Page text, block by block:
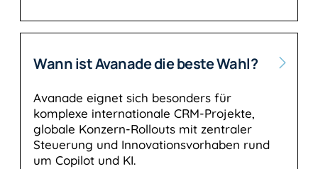
Wann ist Avanade die beste Wahl?
Avanade eignet sich besonders für
komplexe internationale CRM-Projekte,
globale Konzern-Rollouts mit zentraler
Steuerung und Innovationsvorhaben rund
um Copilot und KI.